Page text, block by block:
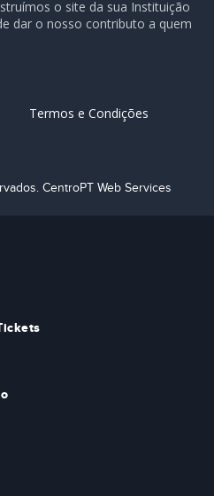
o site da sua Instituição
dar o nosso contributo a quem
Termos e Condições
CentroPT Web Services